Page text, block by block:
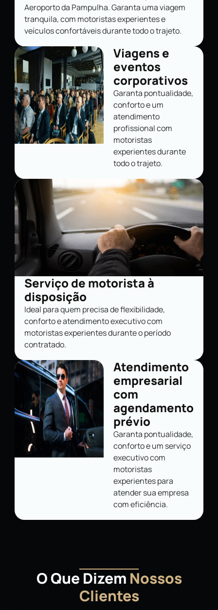
Aeroporto da Pampulha. Garanta uma viagem
tranquila, com motoristas experientes e
veículos confortáveis durante todo o trajeto.
Viagens e
eventos
corporativos
Garanta pontualidade,
conforto e um
atendimento
profissional com
motoristas
experientes durante
todo o trajeto.
Serviço de motorista à
disposição
Ideal para quem precisa de flexibilidade,
conforto e atendimento executivo com
motoristas experientes durante o período
contratado.
Atendimento
empresarial
com
agendamento
prévio
Garanta pontualidade,
conforto e um serviço
executivo com
motoristas
experientes para
atender sua empresa
com eficiência.
O Que Dizem Nossos
Clientes